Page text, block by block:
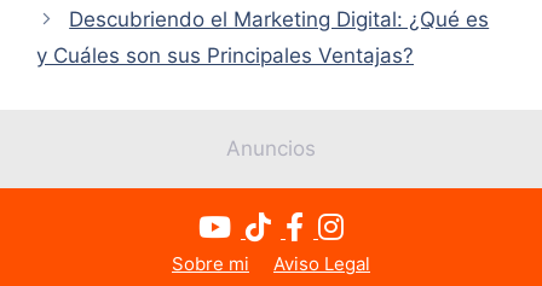
Descubriendo el Marketing Digital: ¿Qué es
y Cuáles son sus Principales Ventajas?
Anuncios
Sobre mi
Aviso Legal